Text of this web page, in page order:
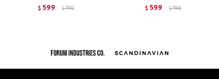
$ 599 $ 790 $ 599 $ 790